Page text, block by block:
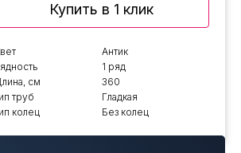
Купить в 1 клик
Антик
1 ряд
см
360
труб
Гладкая
колец
Без колец